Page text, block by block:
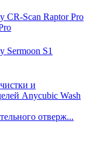
отверж...